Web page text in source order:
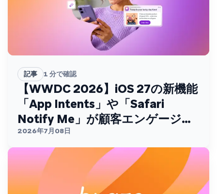
記事 1 分で確認
【WWDC 2026】iOS 27の新機能
「App Intents」や「Safari
Notify Me」が顧客エンゲージメ
ントを変える
2026年7月08日